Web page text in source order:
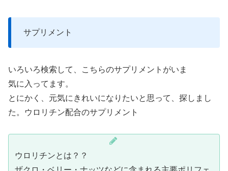
サプリメント
いろいろ検索して、こちらのサプリメントがいま
気に入ってます。
とにかく、元気にきれいになりたいと思って、探しまし
た。ウロリチン配合のサプリメント
ウロリチンとは？？